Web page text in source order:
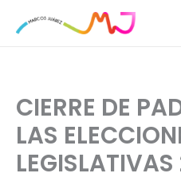
CIERRE DE
LAS